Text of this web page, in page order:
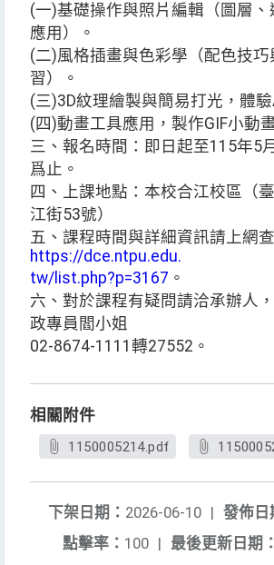
(一)基礎操作與照片編輯（圖層
應用）。
(二)風格插畫與色彩學（配色技巧
習）。
(三)3D紋理繪製與簡易打光，體驗
(四)動畫工具應用，製作GIF小動
三、報名時間：即日起至115年5
爲止。
四、上課地點：本校合江校區（
江街53號）
五、課程時間與詳細資訊請上網查
https://dce.ntpu.edu.
tw/list.php?p=3167 。
六、對於課程有疑問請洽承辦人
政專員閻小姐
02-8674-1111轉27552。
相關附件
1150005214.pdf
發佈日
下架日期： 2026-06-10 |
最後更新日期：
點擊率： 100 |